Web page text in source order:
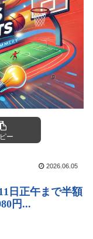
ー
2026.06.05